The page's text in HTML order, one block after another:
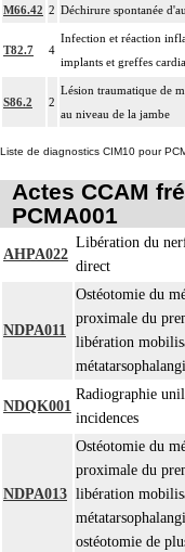
M66.42 2 Déchirure spontanée
T82.7 4
Infection et réaction
implants et greffes
S86.2 2
Lésion traumatique de
au niveau de la jambe
Liste de diagnostics CIM10 pour
Actes CCAM
PCMA001
AHPA022
Libération du
direct
NDPA011
Ostéotomie du
proximale du
libération
NDQK001
Radiographie
incidences
NDPA013
Ostéotomie du
proximale du
libération
ostéotomie de